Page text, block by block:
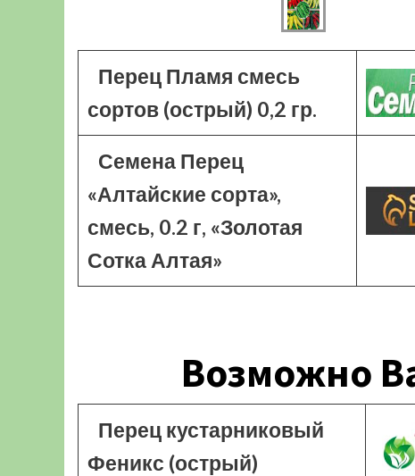
Перец Пламя смесь
сортов (острый) 0,2 гр.
Семена Перец
«Алтайские сорта»,
смесь, 0.2 г, «Золотая
Сотка Алтая»
Возможно
Перец кустарниковый
Феникс (острый)